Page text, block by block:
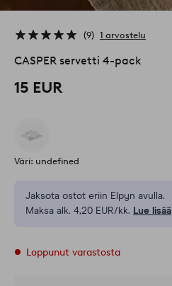
9 1 arvostelu
CASPER servetti 4-pack
15 EUR
Väri: undefined
Jaksota ostot eriin Elpyn avulla.
Maksa alk. 4,20 EUR/kk. Lue lisää
Loppunut varastosta